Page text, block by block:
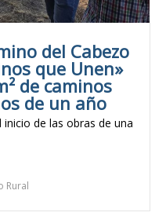
del Cabezo
que Unen»
de caminos
de un año
inicio de las obras de una
Rural